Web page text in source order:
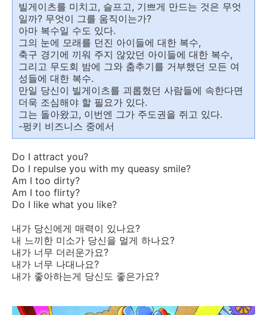
빌게이츠를 미치고, 슬프고, 기쁘게 만드는 것은 무엇
일까? 무엇이 그를 움직이는가?
아마 복수일 수도 있다.
그의 눈에 모래를 던진 아이들에 대한 복수,
축구 경기에 끼워 주지 않았던 아이들에 대한 복수,
그리고 무도회 밤에 그와 춤추기를 거부했던 모든 여
성들에 대한 복수.
만일 당신이 빌게이츠를 괴롭혔던 사람들에 속한다면
더욱 조심해야 할 필요가 있다.
그는 돌아왔고, 이번엔 그가 주도권을 쥐고 있다.
-펑키 비즈니스 중에서
Do I attract you?
Do I repulse you with my queasy smile?
Am I too dirty?
Am I too flirty?
Do I like what you like?
내가 당신에게 매력이 있나요?
내 느끼한 미소가 당신을 멀게 하나요?
내가 너무 더러운가요?
내가 너무 나대나요?
내가 좋아하는게 당신도 좋은가요?